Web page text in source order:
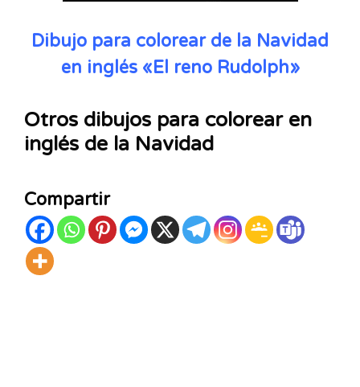
Dibujo para colorear de la Navidad
en inglés «El reno Rudolph»
Otros dibujos para colorear en
inglés de la Navidad
Compartir